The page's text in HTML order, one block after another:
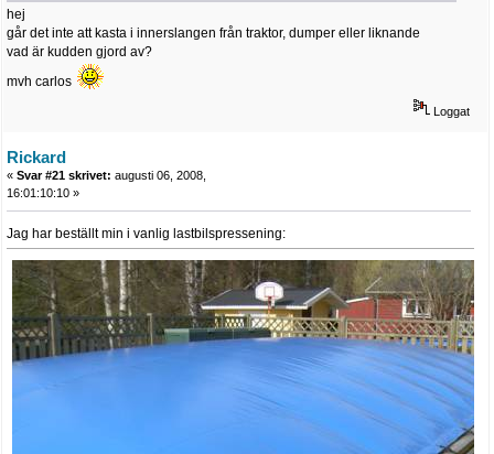
hej
går det inte att kasta i innerslangen från traktor, dumper eller liknande
vad är kudden gjord av?
mvh carlos
Loggat
Rickard
« Svar #21 skrivet: augusti 06, 2008,
16:01:10:10 »
Jag har beställt min i vanlig lastbilspressening: